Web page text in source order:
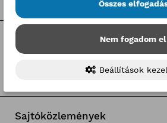
Kategóriák
Sajtóközlemények
Összes
Nem fogadom el
Beállítások